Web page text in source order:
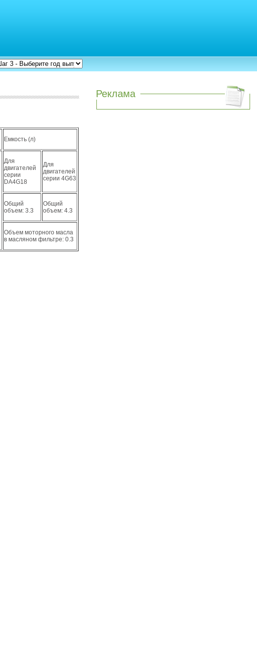
Емкость (л)
Для
двигателей
серии
DA4G18
Для
двигателей
серии 4G63
Общий
объем: 3.3
Общий
объем: 4.3
Объем моторного масла
в масляном фильтре: 0.3
Реклама